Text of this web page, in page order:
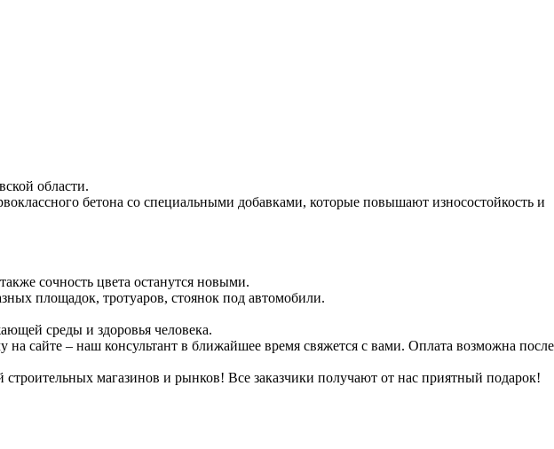
области.
бетона со специальными добавками, которые повышают износостойкость и
сочность цвета останутся новыми.
площадок, тротуаров, стоянок под автомобили.
среды и здоровья человека.
сайте – наш консультант в ближайшее время свяжется с вами. Оплата возможна после
магазинов и рынков! Все заказчики получают от нас приятный подарок!